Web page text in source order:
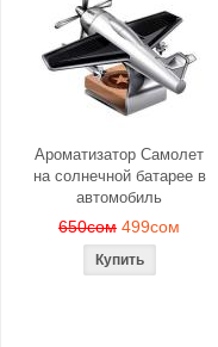
Ароматизатор Самолет
на солнечной батарее в
автомобиль
650сом 499сом